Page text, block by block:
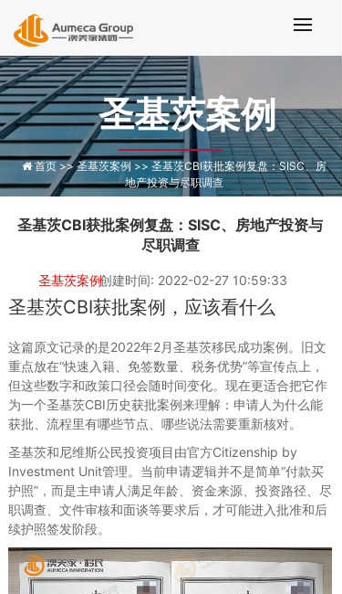
圣基茨CBI获批案例复盘：
首页 >>圣基茨案例 >> 圣基茨CBI获批案例复盘：SISC、房
地产投资与尽职调查
圣基茨案例
圣基茨CBI获批案例复盘：SISC、房地产投资与
尽职调查
创建时间: 2022-02-27 10:59:33
圣基茨案例
圣基茨CBI获批案例，应该看什么
这篇原文记录的是2022年2月圣基茨移民成功案例。旧文
重点放在“快速入籍、免签数量、税务优势”等宣传点上，
但这些数字和政策口径会随时间变化。现在更适合把它作
为一个圣基茨CBI历史获批案例来理解：申请人为什么能
获批、流程里有哪些节点、哪些说法需要重新核对。
圣基茨和尼维斯公民投资项目由官方Citizenship by
Investment Unit管理。当前申请逻辑并不是简单“付款买
护照”，而是主申请人满足年龄、资金来源、投资路径、尽
职调查、文件审核和面谈等要求后，才可能进入批准和后
续护照签发阶段。